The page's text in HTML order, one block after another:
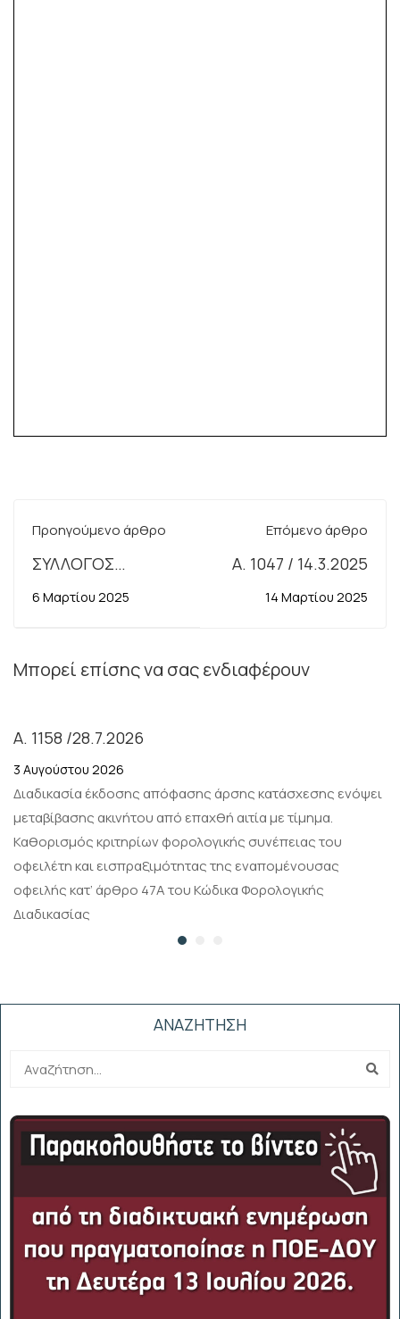
Προηγούμενο άρθρο
ΣΥΛΛΟΓΟΣ
ΕΦΟΡΙΑΚΩΝ Ν.
ΧΑΛΚΙΔΙΚΗΣ
ΚΤΗΜΑΤΙΚΕΣ
ΥΠΗΡΕΣΙΕΣ -
ΠΡΟΣΘΕΤΕΣ /
ΕΛΕΓΚΤΙΚΕΣ
ΠΑΡΟΧΕΣ»
6 Μαρτίου 2025
Επόμενο άρθρο
Α. 1047 / 14.3.2025
14 Μαρτίου 2025
Μπορεί επίσης να σας ενδιαφέρουν
Α. 1158 /28.7.2026
3 Αυγούστου 2026
Διαδικασία έκδοσης απόφασης άρσης κατάσχεσης ενόψει
μεταβίβασης ακινήτου από επαχθή αιτία με τίμημα.
Καθορισμός κριτηρίων φορολογικής συνέπειας του
οφειλέτη και εισπραξιμότητας της εναπομένουσας
οφειλής κατ’ άρθρο 47Α του Κώδικα Φορολογικής
Διαδικασίας
ΑΝΑΖΗΤΗΣΗ